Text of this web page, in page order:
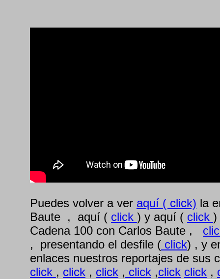
Puedes volver a ver aquí ( click) la
Baute , aquí ( click ) y aquí ( click )
Cadena 100 con Carlos Baute ,
, presentando el desfile ( click) , y
enlaces nuestros reportajes de sus
click , click , click , click ,click click ,